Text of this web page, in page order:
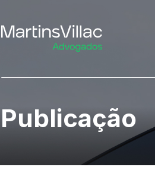
Publicação